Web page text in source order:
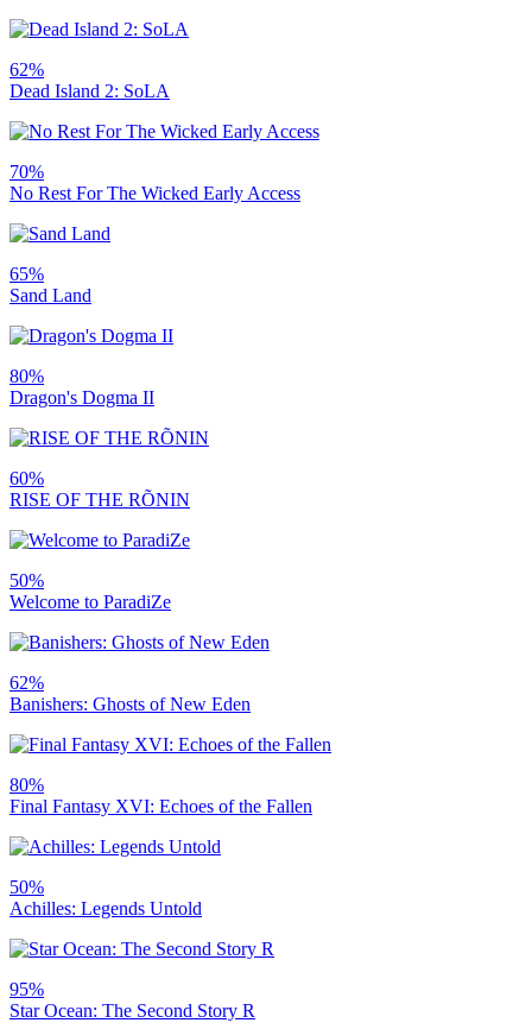
62%
Dead Island 2: SoLA
70%
No Rest For The Wicked Early Access
65%
Sand Land
80%
Dragon's Dogma II
60%
RISE OF THE RÕNIN
50%
Welcome to ParadiZe
62%
Banishers: Ghosts of New Eden
80%
Final Fantasy XVI: Echoes of the Fallen
50%
Achilles: Legends Untold
95%
Star Ocean: The Second Story R